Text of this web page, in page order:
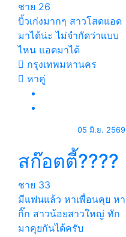
ชาย 26
บิ้วเก่งมากๆ สาวโสดแอด
มาได้น่ะ ไม่จำกัดว่าเเบบ
ไหน แอดมาได้
กรุงเทพมหานคร
หาคู่
05 มิ.ย. 2569
สก๊อตตี้????
ชาย 33
มีแฟนแล้ว หาเพื่อนคุย หา
กิ๊ก สาวน้อยสาวใหญ่ ทัก
มาคุยกันได้ครับ